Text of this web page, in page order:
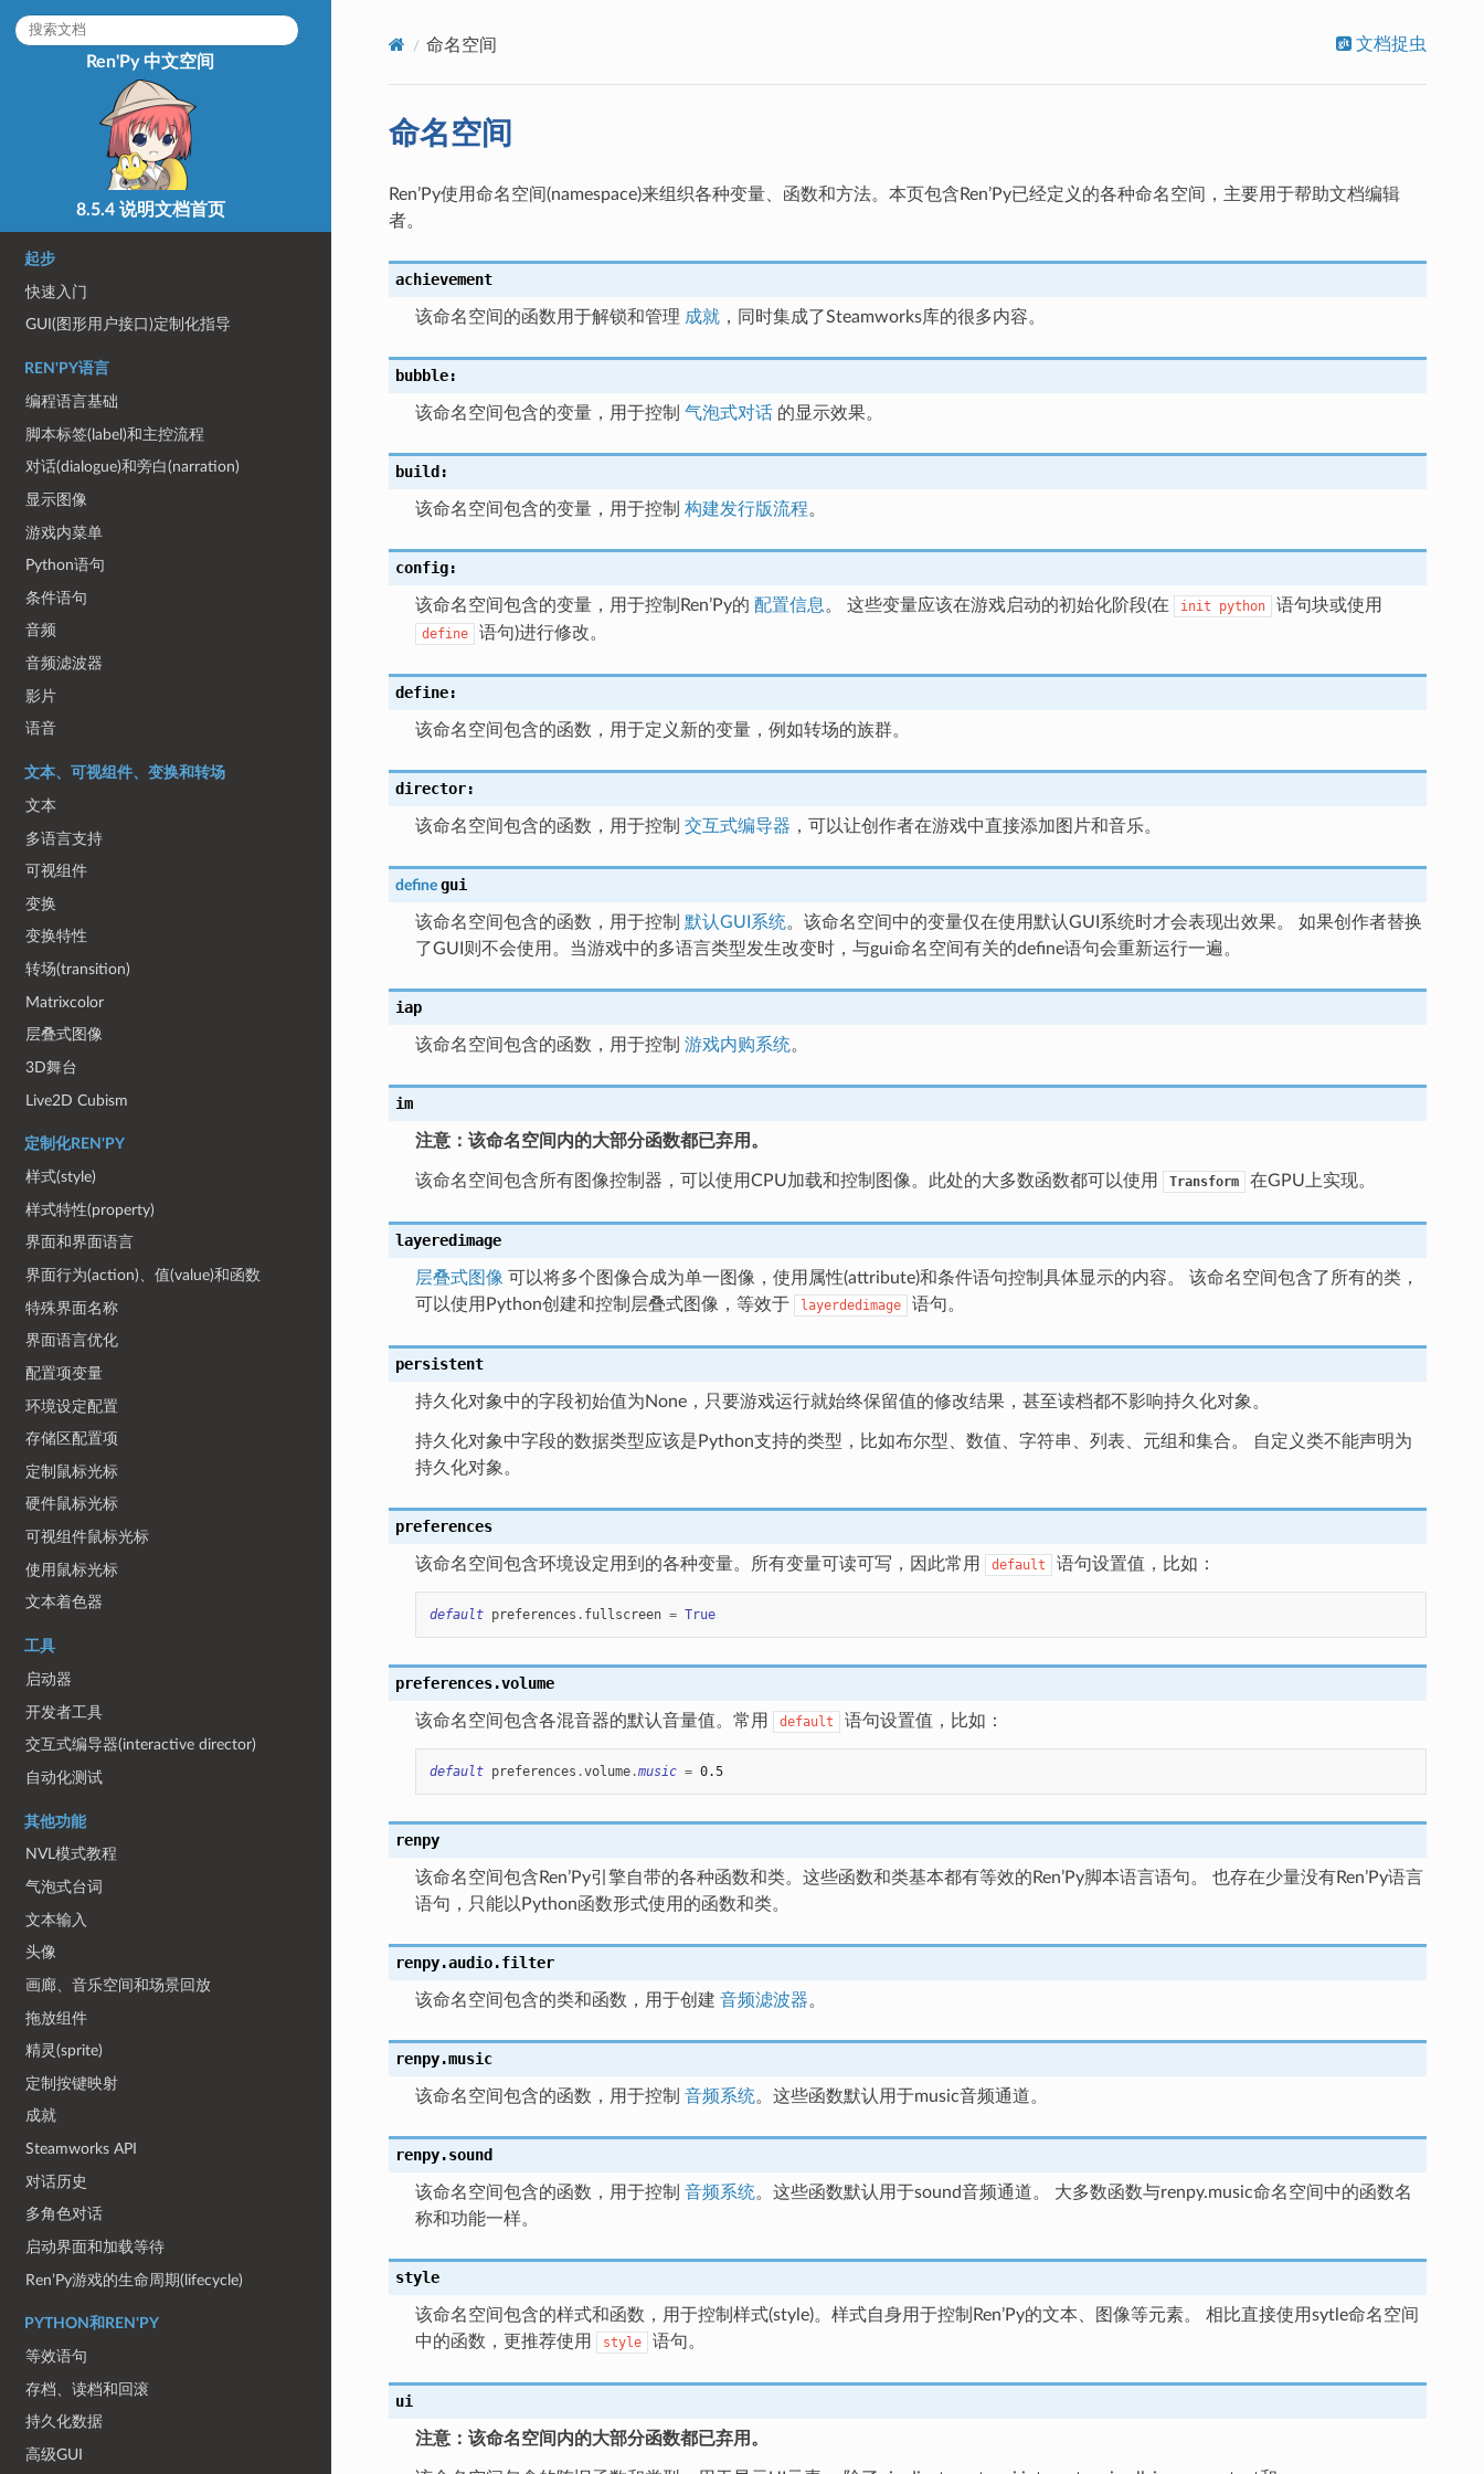
Ren'Py 中文空间
8.5.4 说明文档首页
起步
快速入门
GUI(图形用户接口)定制化指导
REN'PY语言
编程语言基础
脚本标签(label)和主控流程
对话(dialogue)和旁白(narration)
显示图像
游戏内菜单
Python语句
条件语句
音频
音频滤波器
影片
语音
文本、可视组件、变换和转场
文本
多语言支持
可视组件
变换
变换特性
转场(transition)
Matrixcolor
层叠式图像
3D舞台
Live2D Cubism
定制化REN'PY
样式(style)
样式特性(property)
界面和界面语言
界面行为(action)、值(value)和函数
特殊界面名称
界面语言优化
配置项变量
环境设定配置
存储区配置项
定制鼠标光标
硬件鼠标光标
可视组件鼠标光标
使用鼠标光标
文本着色器
工具
启动器
开发者工具
交互式编导器(interactive director)
自动化测试
其他功能
NVL模式教程
气泡式台词
文本输入
头像
画廊、音乐空间和场景回放
拖放组件
精灵(sprite)
定制按键映射
成就
Steamworks API
对话历史
多角色对话
启动界面和加载等待
Ren’Py游戏的生命周期(lifecycle)
PYTHON和REN'PY
等效语句
存档、读档和回滚
持久化数据
高级GUI
命名空间 文档捉虫
命名空间
Ren’Py使用命名空间(namespace)来组织各种变量、函数和方法。本页包含Ren’Py已经定义的各种命名空间，主要用于帮助文档编辑
者。
achievement
该命名空间的函数用于解锁和管理 成就，同时集成了Steamworks库的很多内容。
bubble:
该命名空间包含的变量，用于控制 气泡式对话的显示效果。
build:
该命名空间包含的变量，用于控制 构建发行版流程。
config:
该命名空间包含的变量，用于控制Ren’Py的 配置信息 。 这些变量应该在游戏启动的初始化阶段(在 init python 语句块或使用
define 语句)进行修改。
define:
该命名空间包含的函数，用于定义新的变量，例如转场的族群。
director:
该命名空间包含的函数，用于控制 交互式编导器 ，可以让创作者在游戏中直接添加图片和音乐。
define gui
该命名空间包含的函数，用于控制 默认GUI系统。该命名空间中的变量仅在使用默认GUI系统时才会表现出效果。 如果创作者替换
了GUI则不会使用。当游戏中的多语言类型发生改变时，与gui命名空间有关的define语句会重新运行一遍。
iap
该命名空间包含的函数，用于控制 游戏内购系统。
im
注意：该命名空间内的大部分函数都已弃用。
该命名空间包含所有图像控制器，可以使用CPU加载和控制图像。此处的大多数函数都可以使用 Transform 在GPU上实现。
layeredimage
层叠式图像 可以将多个图像合成为单一图像，使用属性(attribute)和条件语句控制具体显示的内容。 该命名空间包含了所有的类，
可以使用Python创建和控制层叠式图像，等效于
layerdedimage 语句。
persistent
持久化对象中的字段初始值为None，只要游戏运行就始终保留值的修改结果，甚至读档都不影响持久化对象。
持久化对象中字段的数据类型应该是Python支持的类型，比如布尔型、数值、字符串、列表、元组和集合。 自定义类不能声明为
持久化对象。
preferences
该命名空间包含环境设定用到的各种变量。所有变量可读可写，因此常用 default 语句设置值，比如：
default preferences . fullscreen = True
preferences.volume
该命名空间包含各混音器的默认音量值。常用 default 语句设置值，比如：
default preferences .volume.music = 0.5
renpy
该命名空间包含Ren’Py引擎自带的各种函数和类。这些函数和类基本都有等效的Ren’Py脚本语言语句。 也存在少量没有Ren’Py语言
语句，只能以Python函数形式使用的函数和类。
renpy.audio.filter
该命名空间包含的类和函数，用于创建 音频滤波器。
renpy.music
该命名空间包含的函数，用于控制 音频系统。这些函数默认用于music音频通道。
renpy.sound
该命名空间包含的函数，用于控制 音频系统。这些函数默认用于sound音频通道。 大多数函数与renpy.music命名空间中的函数名
称和功能一样。
style
该命名空间包含的样式和函数，用于控制样式(style)。样式自身用于控制Ren’Py的文本、图像等元素。 相比直接使用sytle命名空间
中的函数，更推荐使用
style 语句。
ui
注意：该命名空间内的大部分函数都已弃用。